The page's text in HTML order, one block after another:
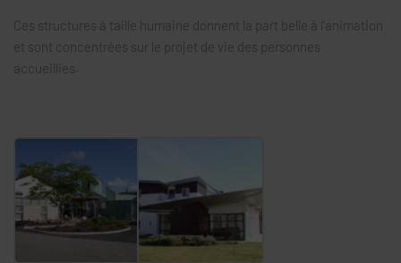
Ces structures à taille humaine donnent la part belle à l’animation
et sont concentrées sur le projet de vie des personnes
accueillies.